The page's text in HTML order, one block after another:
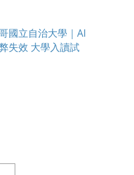
國立自治大學｜AI
失效 大學入讀試